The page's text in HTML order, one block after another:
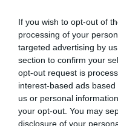
If you wish to opt-out of
processing of your
targeted advertising by
section to confirm your
opt-out request is
interest-based ads
us or personal
your opt-out. You may
disclosure of your
visualizaciones
cuales la del
Interior y Servicios
sido la gota que ha
ayer mismo Breton
Musk donde le
desinformación a